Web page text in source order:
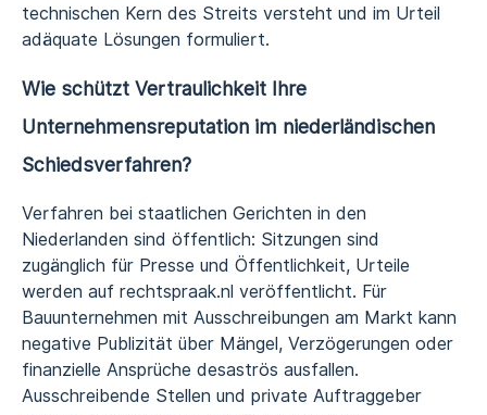
technischen Kern des Streits versteht und im Urteil
adäquate Lösungen formuliert.
Wie schützt Vertraulichkeit Ihre
Unternehmensreputation im niederländischen
Schiedsverfahren?
Verfahren bei staatlichen Gerichten in den
Niederlanden sind öffentlich: Sitzungen sind
zugänglich für Presse und Öffentlichkeit, Urteile
werden auf rechtspraak.nl veröffentlicht. Für
Bauunternehmen mit Ausschreibungen am Markt kann
negative Publizität über Mängel, Verzögerungen oder
finanzielle Ansprüche desaströs ausfallen.
Ausschreibende Stellen und private Auftraggeber